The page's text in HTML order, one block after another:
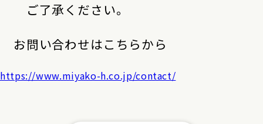
ご了承ください。
お問い合わせはこちらから
https://www.miyako-h.co.jp/contact/